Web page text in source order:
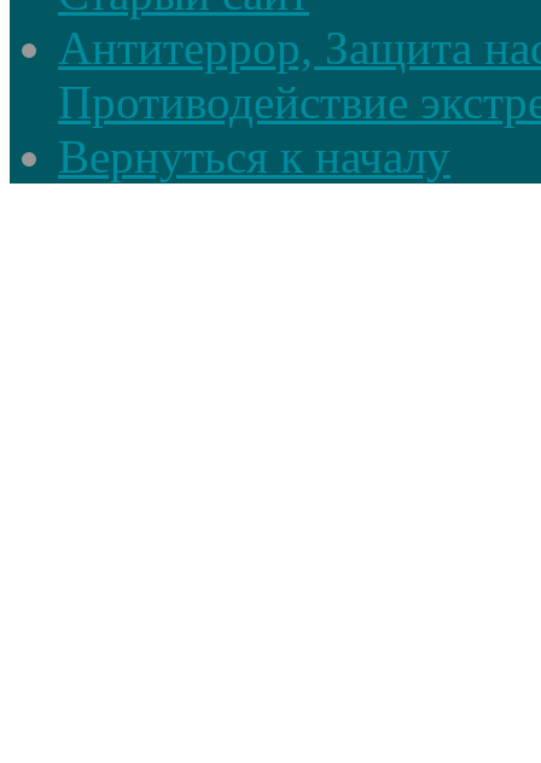
Антитеррор, Защита
Противодействие
Вернуться к началу